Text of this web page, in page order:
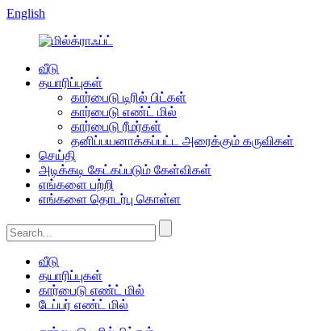
English
வீடு
தயாரிப்புகள்
கார்பைடு டிரில் பிட்கள்
கார்பைடு எண்ட் மில்
கார்பைடு ரீமர்கள்
தனிப்பயனாக்கப்பட்ட அரைக்கும் கருவிகள்
செய்தி
அடிக்கடி கேட்கப்படும் கேள்விகள்
எங்களை பற்றி
எங்களை தொடர்பு கொள்ள
வீடு
தயாரிப்புகள்
கார்பைடு எண்ட் மில்
டேப்பர் எண்ட் மில்